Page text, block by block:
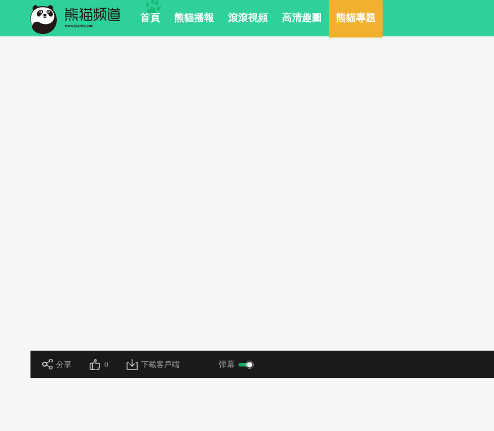
首頁 熊貓播報 滾滾視頻 高清趣圖 熊貓專題
分享 0 下載客戶端 彈幕